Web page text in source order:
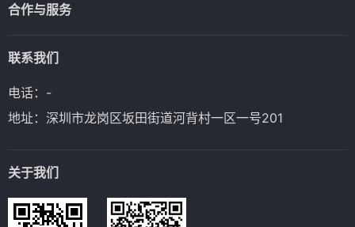
合作与服务
联系我们
电话：-
地址：深圳市龙岗区坂田街道河背村一区一号201
关于我们